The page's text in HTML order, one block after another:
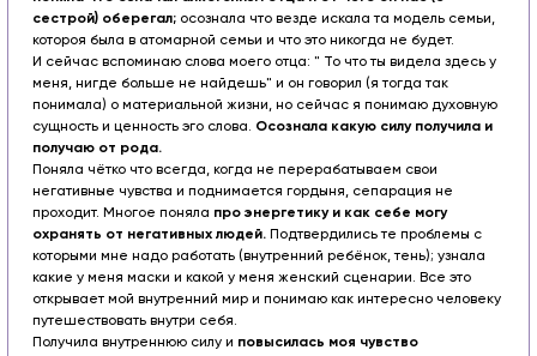
сестрой) оберегал; осознала что везде искала та модель семьи,
котороя была в атомарной семьи и что это никогда не будет.
И сейчас вспоминаю слова моего отца: " То что ты видела здесь у
меня, нигде больше не найдешь" и он говорил (я тогда так
понимала) о материальной жизни, но сейчас я понимаю духовную
сущность и ценность эго слова. Осознала какую силу получила и
получаю от рода.
Поняла чётко что всегда, когда не перерабатываем свои
негативные чувства и поднимается гордыня, сепарация не
проходит. Многое поняла про энергетику и как себе могу
охранять от негативных людей.
Подтвердились те проблемы с
которыми мне надо работать (внутренний ребёнок, тень); узнала
какие у меня маски и какой у меня женский сценарии. Все это
открывает мой внутренний мир и понимаю как интересно человеку
путешествовать внутри себя.
Получила внутреннюю силу и повысилась моя чувство